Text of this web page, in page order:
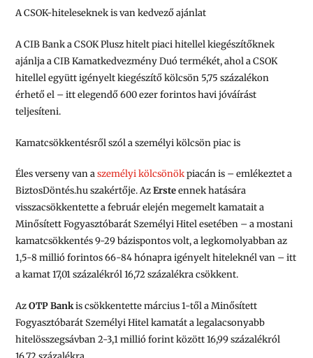
A CSOK-hiteleseknek is van kedvező ajánlat
A CIB Bank a CSOK Plusz hitelt piaci hitellel kiegészítőknek
ajánlja a CIB Kamatkedvezmény Duó termékét, ahol a CSOK
hitellel együtt igényelt kiegészítő kölcsön 5,75 százalékon
érhető el – itt elegendő 600 ezer forintos havi jóváírást
teljesíteni.
Kamatcsökkentésről szól a személyi kölcsön piac is
Éles verseny van aszemélyi kölcsönökpiacán is – emlékeztet a
BiztosDöntés.hu szakértője. AzErsteennek hatására
visszacsökkentette a február elején megemelt kamatait a
Minősített Fogyasztóbarát Személyi Hitel esetében – a mostani
kamatcsökkentés 9-29 bázispontos volt, a legkomolyabban az
1,5-8 millió forintos 66-84 hónapra igényelt hiteleknél van – itt
a kamat 17,01 százalékról 16,72 százalékra csökkent.
AzOTP Bankis csökkentette március 1-től a Minősített
Fogyasztóbarát Személyi Hitel kamatát a legalacsonyabb
hitelösszegsávban 2-3,1 millió forint között 16,99 százalékról